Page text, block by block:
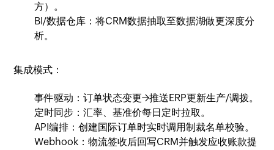
方）。
BI/数据仓库：将CRM数据抽取至数据湖做更深度分
析。
集成模式：
事件驱动：订单状态变更→推送ERP更新生产/调拨。
定时同步：汇率、基准价每日定时拉取。
API编排：创建国际订单时实时调用制裁名单校验。
Webhook：物流签收后回写CRM并触发应收账款提